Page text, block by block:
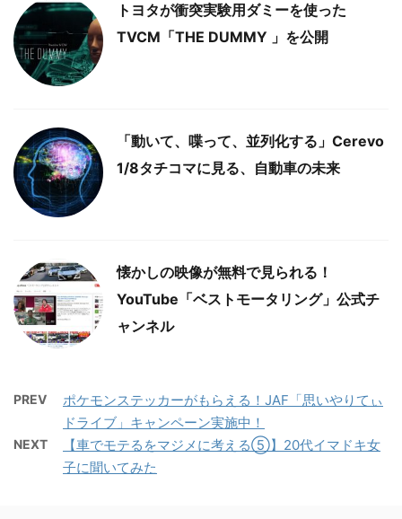
トヨタが衝突実験用ダミーを使った
TVCM「THE DUMMY 」を公開
「動いて、喋って、並列化する」Cerevo
1/8タチコマに見る、自動車の未来
懐かしの映像が無料で見られる！
YouTube「ベストモータリング」公式チ
ャンネル
PREV
ポケモンステッカーがもらえる！JAF「思いやりてぃ
ドライブ」キャンペーン実施中！
NEXT
【車でモテるをマジメに考える⑤】20代イマドキ女
子に聞いてみた